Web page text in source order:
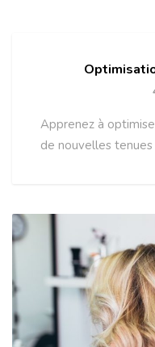
Apprenez à
de nouvelles tenues